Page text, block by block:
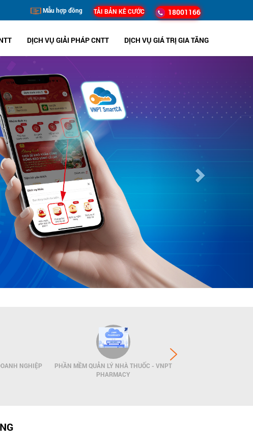
Mẫu hợp đồng TẢI BẢN KÊ CƯỚC 18001166
DỊCH VỤ GIẢI PHÁP CNTT DỊCH VỤ GIÁ TRỊ GIA TĂNG
NGHIỆP
PHẦN MỀM QUẢN LÝ NHÀ THUỐC - VNPT
PHARMACY